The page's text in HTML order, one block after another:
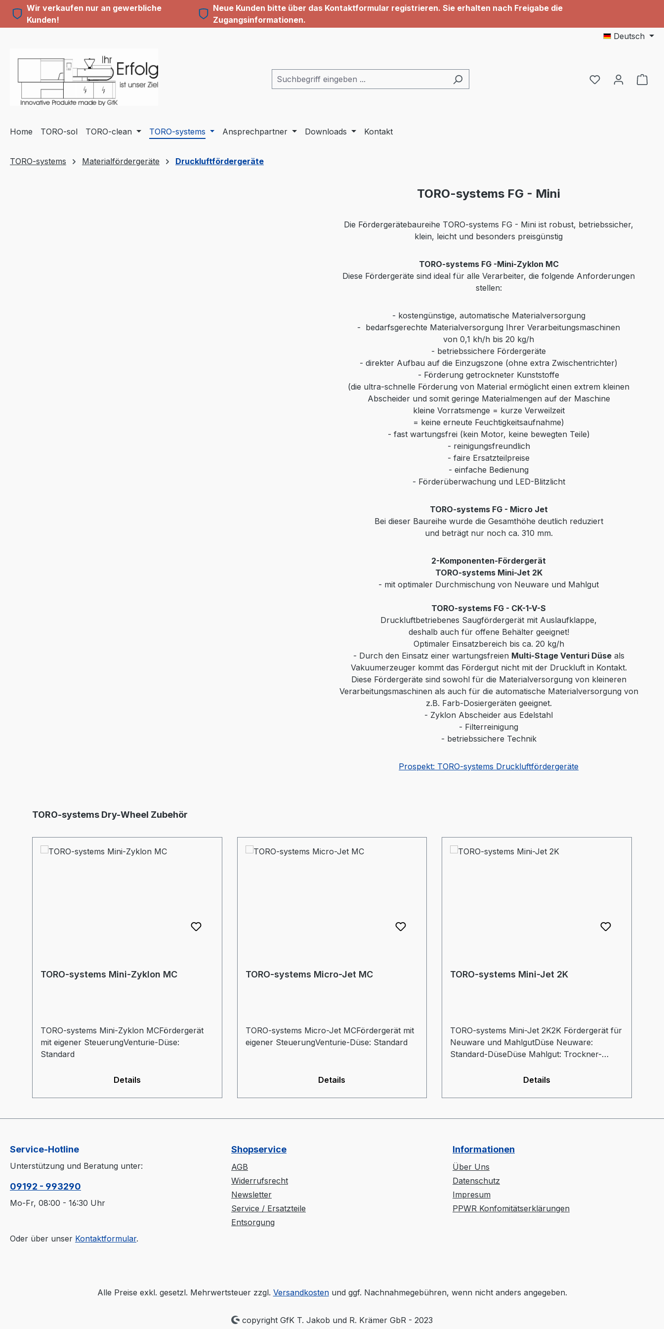
Hauptinhalt springen
Zur Suche springen
Zur Hauptnavigation springen
Wir verkaufen nur an gewerbliche
Kunden!
Neue Kunden bitte über das Kontaktformular registrieren. Sie erhalten nach Freigabe die
Zugangsinformationen.
Deutsch
Du hast 0
Home TORO-sol TORO-clean TORO-systems Ansprechpartner Downloads Kontakt
TORO-systems Materialfördergeräte Druckluftfördergeräte
TORO-systems FG - Mini
Die Fördergerätebaureihe TORO-systems FG - Mini ist robust, betriebssicher,
klein, leicht und besonders preisgünstig
TORO-systems FG -Mini-Zyklon MC
Diese Fördergeräte sind ideal für alle Verarbeiter, die folgende Anforderungen
stellen:
- kostengünstige, automatische Materialversorgung
- bedarfsgerechte Materialversorgung Ihrer Verarbeitungsmaschinen
von 0,1 kh/h bis 20 kg/h
- betriebssichere Fördergeräte
-direkter Aufbau auf die Einzugszone (ohne extra Zwischentrichter)
- Förderung getrockneter Kunststoffe
(die ultra-schnelle Förderung von Material ermöglicht einen extrem kleinen
Abscheider und somit geringe Materialmengen auf der Maschine
kleine Vorratsmenge = kurze Verweilzeit
= keine erneute Feuchtigkeitsaufnahme)
- fast wartungsfrei (kein Motor, keine bewegten Teile)
- reinigungsfreundlich
-faire Ersatzteilpreise
-einfache Bedienung
- Förderüberwachung und LED-Blitzlicht
TORO-systems FG - Micro Jet
Bei dieser Baureihe wurde die Gesamthöhe deutlich reduziert
und beträgt nur noch ca. 310 mm.
2-Komponenten-Fördergerät
TORO-systems Mini-Jet 2K
- mit optimaler Durchmischung von Neuware und Mahlgut
TORO-systems FG - CK-1-V-S
Druckluftbetriebenes Saugfördergerät mit Auslaufklappe,
deshalb auch für offene Behälter geeignet!
Optimaler Einsatzbereich bis ca. 20 kg/h
- Durch den Einsatz einer wartungsfreien Multi-Stage Venturi Düseals
Vakuumerzeuger kommt das Fördergut nicht mit der Druckluft in Kontakt.
Diese Fördergeräte sind sowohl für die Materialversorgung von kleineren
Verarbeitungsmaschinen als auch für die automatische Materialversorgung von
z.B. Farb-Dosiergeräten geeignet.
- Zyklon Abscheider aus Edelstahl
- Filterreinigung
- betriebssichere Technik
Prospekt: TORO-systems Druckluftfördergeräte
Produktgalerie überspringen
TORO-systems Dry-Wheel Zubehör
TORO-systems Mini-Zyklon MC
TORO-systems Mini-Zyklon MCFördergerät
mit eigener SteuerungVenturie-Düse:
Standard
Details
TORO-systems Micro-Jet MC
TORO-systems Micro-Jet MCFördergerät mit
eigener SteuerungVenturie-Düse: Standard
Details
TORO-systems Mini-Jet 2K
TORO-systems Mini-Jet 2K2K Fördergerät für
Neuware und MahlgutDüse Neuware:
Standard-DüseDüse Mahlgut: Trockner-
Details
Service-Hotline
Unterstützung und Beratung unter:
09192 - 993290
Mo-Fr, 08:00 - 16:30 Uhr
Oder über unser Kontaktformular.
Shopservice
AGB
Widerrufsrecht
Newsletter
Service / Ersatzteile
Entsorgung
Informationen
Über Uns
Datenschutz
Impresum
PPWR Konfomitätserklärungen
Alle Preise exkl. gesetzl. Mehrwertsteuer zzgl. Versandkostenund ggf. Nachnahmegebühren, wenn nicht anders angegeben.
copyright GfK T. Jakob und R. Krämer GbR - 2023